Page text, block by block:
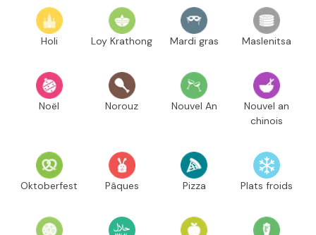
Holi Loy Krathong Mardi gras Maslenitsa
Noël Norouz Nouvel An
Nouvel an
chinois
Oktoberfest Pâques Pizza Plats froids